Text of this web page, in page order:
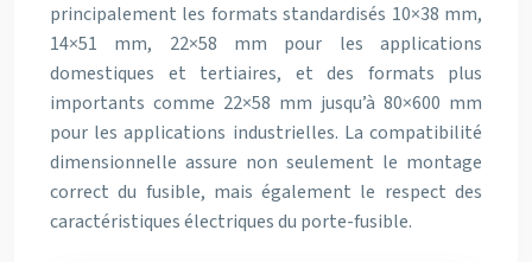
principalement les formats standardisés 10×38 mm,
14×51 mm, 22×58 mm pour les applications
domestiques et tertiaires, et des formats plus
importants comme 22×58 mm jusqu’à 80×600 mm
pour les applications industrielles. La compatibilité
dimensionnelle assure non seulement le montage
correct du fusible, mais également le respect des
caractéristiques électriques du porte-fusible.